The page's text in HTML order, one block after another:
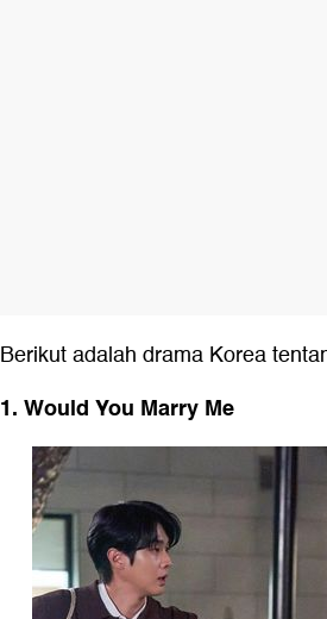
Berikut adalah drama Korea
1. Would You Marry Me